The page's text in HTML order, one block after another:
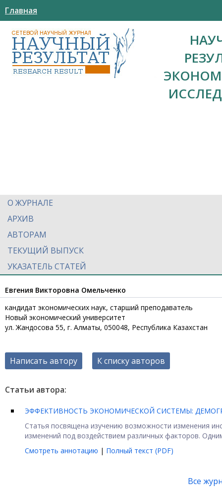
Главная
О ЖУРНАЛЕ
АРХИВ
АВТОРАМ
ТЕКУЩИЙ ВЫПУСК
УКАЗАТЕЛЬ СТАТЕЙ
Евгения Викторовна Омельченко
кандидат экономических наук, старший преподаватель
Новый экономический университет
ул. Жандосова 55, г. Алматы, 050048, Республика Казахстан
Написать автору К списку авторов
Статьи автора:
ЭФФЕКТИВНОСТЬ ЭКОНОМИЧЕСКОЙ СИСТЕМЫ:
Статья посвящена изучению возможности изменения
изменений под воздействием различных факторов.
Смотреть аннотацию | Полный текст (PDF)
Все